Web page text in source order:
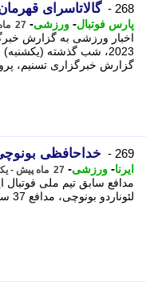
268 - گالاتاسرای
پارس فوتبال- ورزشی- 27 ماه پیش - دوشنبه 7 خرداد 1403، 00:45
2023، شب گذشته
گزارش خبرگزاری تسنیم،
269 - خداحافظی
ایرنا- ورزشی- 27 ماه پیش - یکشنبه 6 خرداد 1403، 17:30
مدافع سابق تیم ملی فوتبال
لئوناردو بونوچی، مدافع 37 ساله و ایتالیایی این تیم، در پایان بازی امشب ...